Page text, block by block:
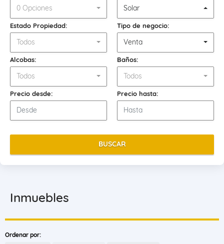
0 Opciones Solar
Estado Propiedad:
Todos
Tipo de negocio:
Venta
Alcobas:
Todos
Baños:
Todos
Precio desde: Precio hasta:
BUSCAR
Inmuebles
Ordenar por: